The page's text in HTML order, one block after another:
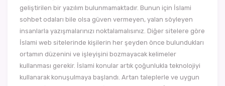
geliştirilen bir yazılım bulunmamaktadır. Bunun için İslami
sohbet odaları bile olsa güven vermeyen, yalan söyleyen
insanlarla yazışmalarınızı noktalamalısınız. Diğer sitelere göre
İslami web sitelerinde kişilerin her şeyden önce bulundukları
ortamın düzenini ve işleyişini bozmayacak kelimeler
kullanması gerekir. İslami konular artık çoğunlukla teknolojiyi
kullanarak konuşulmaya başlandı. Artan taleplerle ve uygun